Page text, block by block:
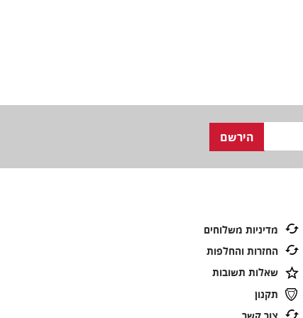
מדיניות משלוחים
החזרות והחלפות
שאלות תשובות
תקנון